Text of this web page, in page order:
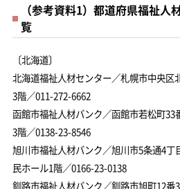
（参考資料1）都道府県福祉人
覧
〔北海道〕
北海道福祉人材センター／札幌市中央区
3階／011-272-6662
函館市福祉人材バンク／函館市若松町33
3階／0138-23-8546
旭川市福祉人材バンク／旭川市5条通4丁
民ホール1階／0166-23-0138
釧路市福祉人材バンク／釧路市旭町12番